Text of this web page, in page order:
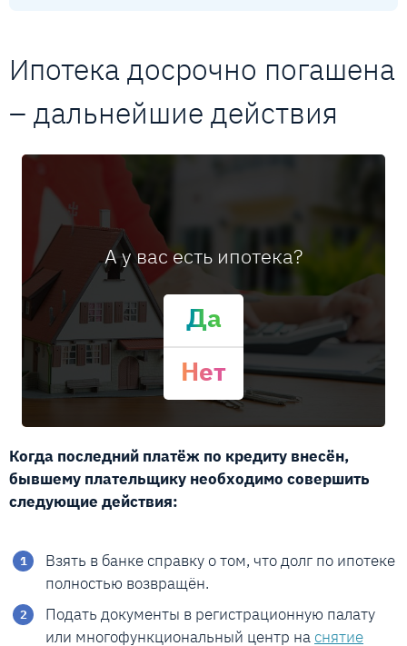
Ипотека досрочно погашена
– дальнейшие действия
А у вас есть ипотека?
Да
Нет
Когда последний платёж по кредиту внесён,
бывшему плательщику необходимо совершить
следующие действия:
Взять в банке справку о том, что долг по ипотеке
полностью возвращён.
Подать документы в регистрационную палату
или многофункциональный центр на снятие